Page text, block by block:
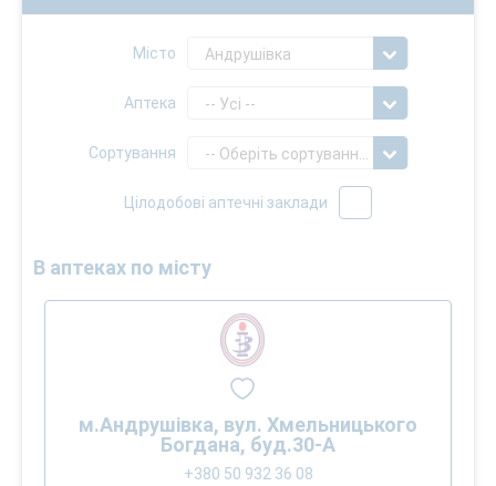
Місто Андрушівка
Аптека -- Усі --
Сортування
Цілодобові аптечні заклади
В аптеках по місту
м.Андрушівка, вул. Хмельницького
Богдана, буд.30-А
+380 50 932 36 08